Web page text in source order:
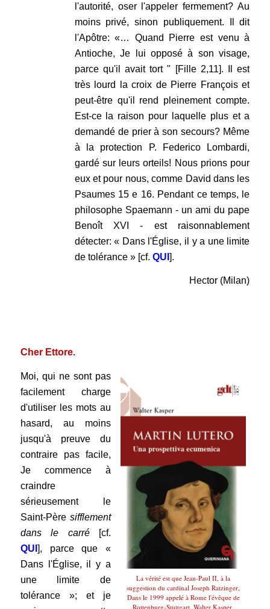
l'autorité, oser l'appeler fermement? Au
moins privé, sinon publiquement. Il dit
l'Apôtre: «… Quand Pierre est venu à
Antioche, Je lui opposé à son visage,
parce qu'il avait tort " [Fille 2,11]. Il est
très lourd la croix de Pierre François et
peut-être qu'il rend pleinement compte.
Est-ce la raison pour laquelle plus et a
demandé de prier à son secours? Même
à la protection P. Federico Lombardi,
gardé sur leurs orteils! Nous prions pour
eux et pour nous, comme David dans les
Psaumes 15 e 16. Pendant ce temps, le
philosophe Spaemann - un ami du pape
Benoît XVI - est raisonnablement
détecter: « Dans l'Église, il y a une limite
de tolérance » [cf. QUI ].
Hector (Milan)
Cher Ettore.
La vérité est que Jean-Paul II, à la
suggestion du cardinal Joseph Ratzinger,
Dans le 1999 appelé à Rome l'évêque de
Rottenburg-Stuttgart, Walter Kasper,
Moi, qui ne sont pas
facilement charge
d'utiliser les mots au
hasard, au moins
jusqu'à preuve du
contraire pas facile,
Je commence à
craindre
sérieusement le
Saint-Pèresifflement
dans le carré[cf.
QUI ], parce que «
Dans l'Église, il y a
une limite de
tolérance »; et je